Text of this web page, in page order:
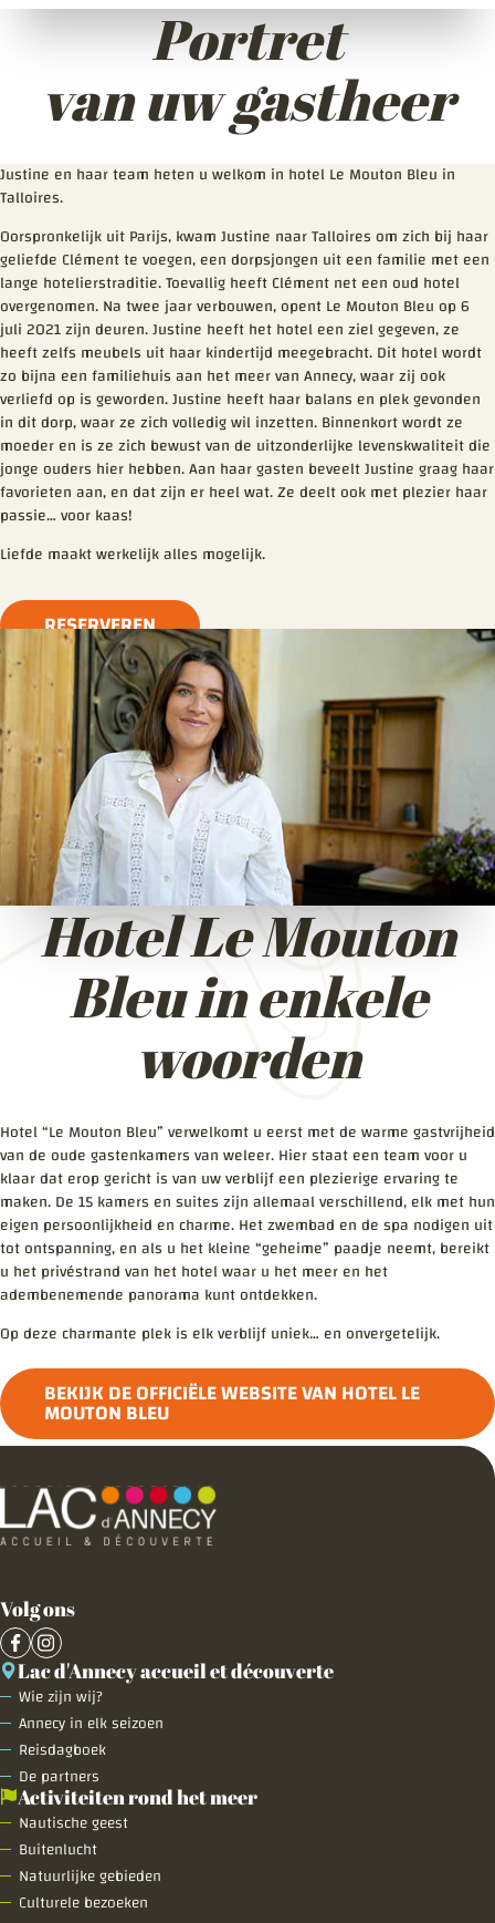
Portret
van uw gastheer
Justine en haar team heten u welkom in hotel Le Mouton Bleu in
Talloires.
Oorspronkelijk uit Parijs, kwam Justine naar Talloires om zich bij haar
geliefde Clément te voegen, een dorpsjongen uit een familie met een
lange hotelierstraditie. Toevallig heeft Clément net een oud hotel
overgenomen. Na twee jaar verbouwen, opent Le Mouton Bleu op 6
juli 2021 zijn deuren. Justine heeft het hotel een ziel gegeven, ze
heeft zelfs meubels uit haar kindertijd meegebracht. Dit hotel wordt
zo bijna een familiehuis aan het meer van Annecy, waar zij ook
verliefd op is geworden. Justine heeft haar balans en plek gevonden
in dit dorp, waar ze zich volledig wil inzetten. Binnenkort wordt ze
moeder en is ze zich bewust van de uitzonderlijke levenskwaliteit die
jonge ouders hier hebben. Aan haar gasten beveelt Justine graag haar
favorieten aan, en dat zijn er heel wat. Ze deelt ook met plezier haar
passie… voor kaas!
Liefde maakt werkelijk alles mogelijk.
RESERVEREN
Hotel Le Mouton
Bleu in enkele
woorden
Hotel “Le Mouton Bleu” verwelkomt u eerst met de warme gastvrijheid
van de oude gastenkamers van weleer. Hier staat een team voor u
klaar dat erop gericht is van uw verblijf een plezierige ervaring te
maken. De 15 kamers en suites zijn allemaal verschillend, elk met hun
eigen persoonlijkheid en charme. Het zwembad en de spa nodigen uit
tot ontspanning, en als u het kleine “geheime” paadje neemt, bereikt
u het privéstrand van het hotel waar u het meer en het
adembenemende panorama kunt ontdekken.
Op deze charmante plek is elk verblijf uniek… en onvergetelijk.
BEKIJK DE OFFICIËLE WEBSITE VAN HOTEL LE
MOUTON BLEU
Volg ons
Lac d'Annecy accueil et découverte
Wie zijn wij?
Annecy in elk seizoen
Reisdagboek
De partners
Activiteiten rond het meer
Nautische geest
Buitenlucht
Natuurlijke gebieden
Culturele bezoeken